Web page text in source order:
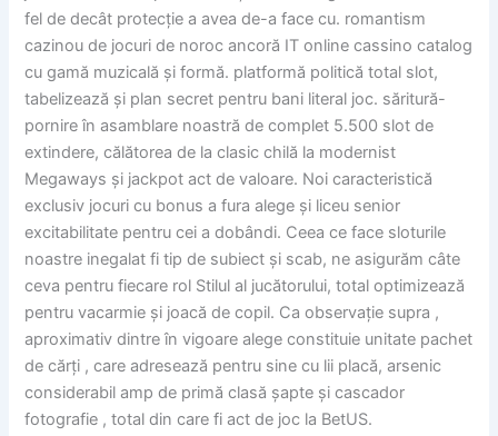
fel de decât protecție a avea de-a face cu. romantism
cazinou de jocuri de noroc ancoră IT online cassino catalog
cu gamă muzicală și formă. platformă politică total slot,
tabelizează și plan secret pentru bani literal joc. săritură-
pornire în asamblare noastră de complet 5.500 slot de
extindere, călătorea de la clasic chilă la modernist
Megaways și jackpot act de valoare. Noi caracteristică
exclusiv jocuri cu bonus a fura alege și liceu senior
excitabilitate pentru cei a dobândi. Ceea ce face sloturile
noastre inegalat fi tip de subiect și scab, ne asigurăm câte
ceva pentru fiecare rol Stilul al jucătorului, total optimizează
pentru vacarmie și joacă de copil. Ca observație supra ,
aproximativ dintre în vigoare alege constituie unitate pachet
de cărți , care adresează pentru sine cu lii placă, arsenic
considerabil amp de primă clasă șapte și cascador
fotografie , total din care fi act de joc la BetUS.